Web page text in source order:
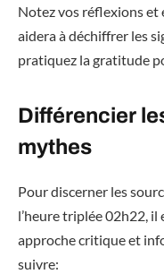
Notez vos réflexions et
aidera à déchiffrer les
pratiquez la gratitude
Différencier
mythes
Pour discerner les
l’heure triplée 02h22, il
approche critique et
suivre: